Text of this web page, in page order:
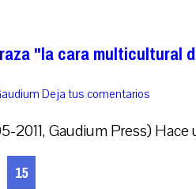
"la cara multicultural
Deja tus comentarios
Gaudium Press)
15